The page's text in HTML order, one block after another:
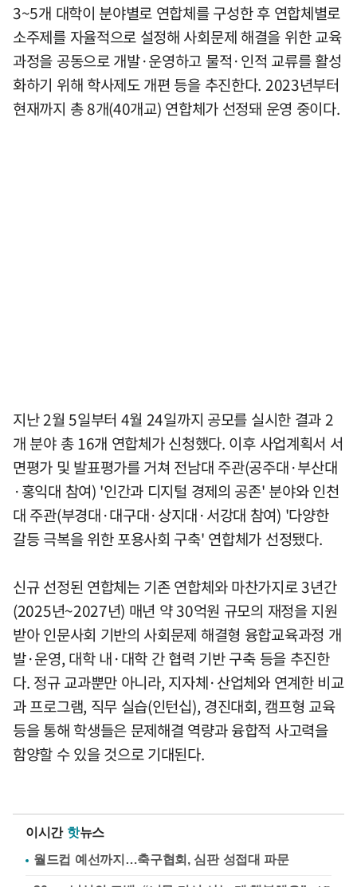
3~5개 대학이 분야별로 연합체를 구성한 후 연합체별로
소주제를 자율적으로 설정해 사회문제 해결을 위한 교육
과정을 공동으로 개발·운영하고 물적·인적 교류를 활성
화하기 위해 학사제도 개편 등을 추진한다. 2023년부터
현재까지 총 8개(40개교) 연합체가 선정돼 운영 중이다.
지난 2월 5일부터 4월 24일까지 공모를 실시한 결과 2
개 분야 총 16개 연합체가 신청했다. 이후 사업계획서 서
면평가 및 발표평가를 거쳐 전남대 주관(공주대·부산대
·홍익대 참여) '인간과 디지털 경제의 공존' 분야와 인천
대 주관(부경대·대구대·상지대·서강대 참여) '다양한
갈등 극복을 위한 포용사회 구축' 연합체가 선정됐다.
신규 선정된 연합체는 기존 연합체와 마찬가지로 3년간
(2025년~2027년) 매년 약 30억원 규모의 재정을 지원
받아 인문사회 기반의 사회문제 해결형 융합교육과정 개
발·운영, 대학 내·대학 간 협력 기반 구축 등을 추진한
다. 정규 교과뿐만 아니라, 지자체·산업체와 연계한 비교
과 프로그램, 직무 실습(인턴십), 경진대회, 캠프형 교육
등을 통해 학생들은 문제해결 역량과 융합적 사고력을
함양할 수 있을 것으로 기대된다.
이시간 핫뉴스
월드컵 예선까지…축구협회, 심판 성접대 파문